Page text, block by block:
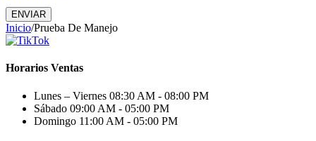
ENVIAR
Inicio/Prueba De Manejo
Horarios Ventas
Lunes – Viernes 08:30 AM - 08:00 PM
Sábado 09:00 AM - 05:00 PM
Domingo 11:00 AM - 05:00 PM